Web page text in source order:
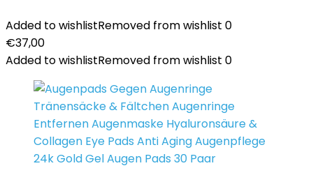
Added to wishlistRemoved from wishlist 0
€37,00
Added to wishlistRemoved from wishlist 0